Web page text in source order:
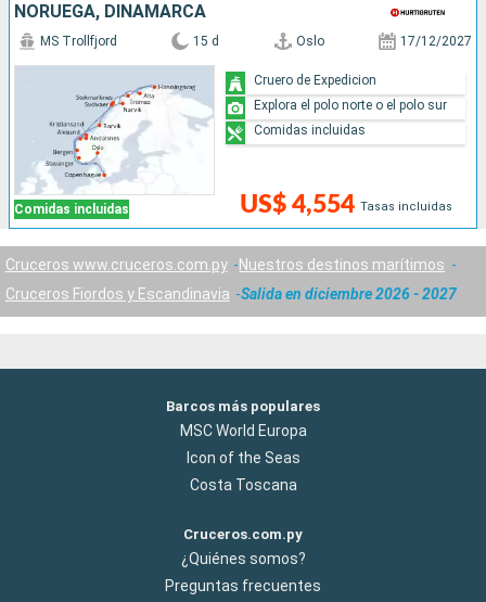
NORUEGA, DINAMARCA
Comidas incluidas
MS Trollfjord 15 d Oslo 17/12/2027
US$ 4,554 Tasas incluidas
Cruero de Expedicion
Explora el polo norte o el polo sur
Comidas incluidas
Cruceros www.cruceros.com.py
Nuestros destinos marítimos
Cruceros Fiordos y Escandinavia
Salida en diciembre 2026 - 2027
Barcos más populares
MSC World Europa
Icon of the Seas
Costa Toscana
Cruceros.com.py
¿Quiénes somos?
Preguntas frecuentes